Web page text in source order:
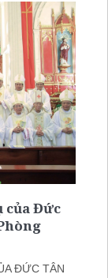
của Đức
ĐỨC TÂN